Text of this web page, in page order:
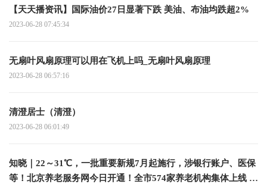
【天天播资讯】国际油价27日显著下跌 美油、布油均跌超2%
2023-06-28 07:45:34
无扇叶风扇原理可以用在飞机上吗_无扇叶风扇原理
2023-06-28 06:57:16
清澄居士（清澄）
2023-06-28 06:01:49
知晓｜22～31℃，一批重要新规7月起施行，涉银行账户、医保
等！北京养老服务网今日开通！全市574家养老机构集体上线 全